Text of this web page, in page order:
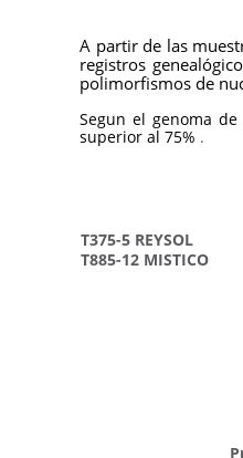
A partir de las
registros
polimorfismos de
Segun el genoma
superior al 75% .
T375-5 REYSOL
T885-12 MISTICO